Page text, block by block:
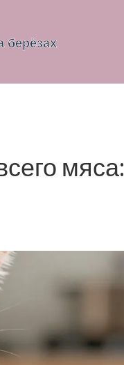
мяса: